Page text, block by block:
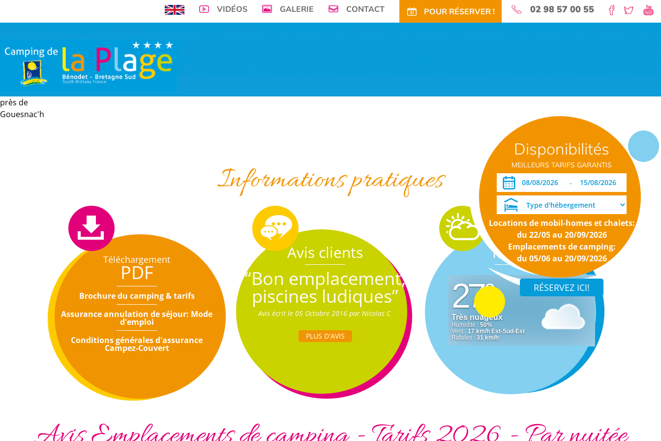
VIDÉOS GALERIE CONTACT POUR RÉSERVER ! 02 98 57 00 55
vous offre son petit paradis en pleine nature pour vos vacances!
TÉLÉCHARGEMENT PDF DATES OUVERTURE RÉSERVATION
Disponibilités
MEILLEURS TARIFS GARANTIS
-
Locations de mobil-homes et chalets:
du 22/05 au 20/09/2026
Emplacements de camping:
du 05/06 au 20/09/2026
près de
Gouesnac'h
Informations pratiques
Téléchargement
PDF
Brochure du camping & tarifs
Assurance annulation de séjour: Mode
d'emploi
Conditions générales d'assurance
Campez-Couvert
Avis clients
“Bon emplacement,
piscines ludiques”
Avis écrit le 05 Octobre 2016 par Nicolas C
PLUS D'AVIS
Météo